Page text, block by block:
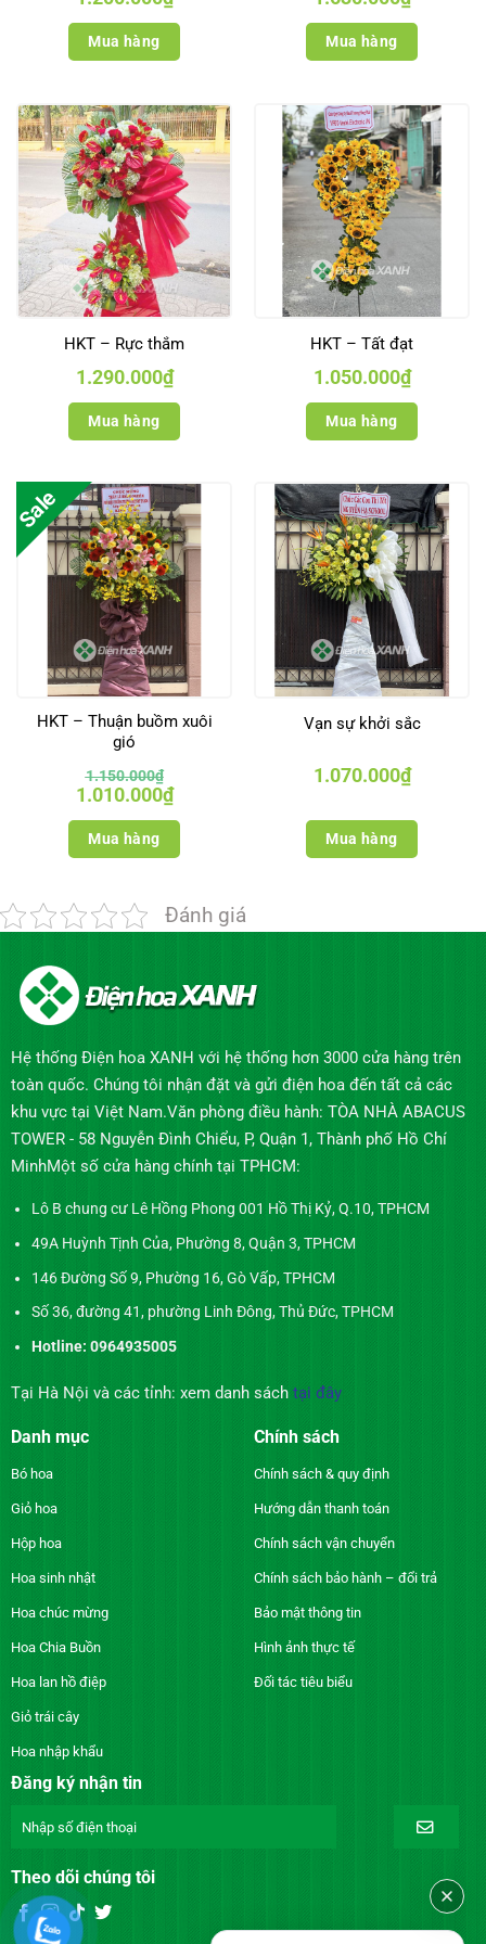
Mua hàng Mua hàng
HKT – Rực thắm
1.290.000₫
Mua hàng
HKT – Tất đạt
1.050.000₫
Mua hàng
Sale
HKT – Thuận buồm xuôi
gió
1.150.000₫
Giá
gốc
là:
1.150.000₫.
1.010.000₫Giá
hiện
tại
Mua hàng
Vạn sự khởi sắc
1.070.000₫
Mua hàng
Đánh giá
Hệ thống Điện hoa XANH với hệ thống hơn 3000 cửa hàng trên
toàn quốc. Chúng tôi nhận đặt và gửi điện hoa đến tất cả các
khu vực tại Việt Nam.Văn phòng điều hành: TÒA NHÀ ABACUS
TOWER - 58 Nguyễn Đình Chiểu, P, Quận 1, Thành phố Hồ Chí
MinhMột số cửa hàng chính tại TPHCM:
Lô B chung cư Lê Hồng Phong 001 Hồ Thị Kỷ, Q.10, TPHCM
49A Huỳnh Tịnh Của, Phường 8, Quận 3, TPHCM
146 Đường Số 9, Phường 16, Gò Vấp, TPHCM
Số 36, đường 41, phường Linh Đông, Thủ Đức, TPHCM
Hotline: 0964935005
Tại Hà Nội và các tỉnh: xem danh sách tại đây
Danh mục
Bó hoa
Giỏ hoa
Hộp hoa
Hoa sinh nhật
Hoa chúc mừng
Hoa Chia Buồn
Hoa lan hồ điệp
Giỏ trái cây
Hoa nhập khẩu
Chính sách
Chính sách & quy định
Hướng dẫn thanh toán
Chính sách vận chuyển
Chính sách bảo hành – đổi trả
Bảo mật thông tin
Hình ảnh thực tế
Đối tác tiêu biểu
Đăng ký nhận tin
Theo dõi chúng tôi